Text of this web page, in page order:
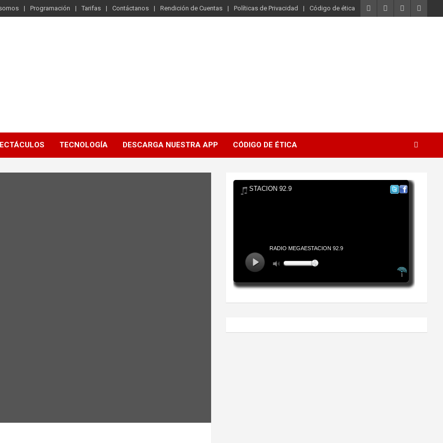
Programación Tarifas Contáctanos Rendición de Cuentas Políticas de Privacidad Código de ética
TECNOLOGÍA DESCARGA NUESTRA APP CÓDIGO DE ÉTICA